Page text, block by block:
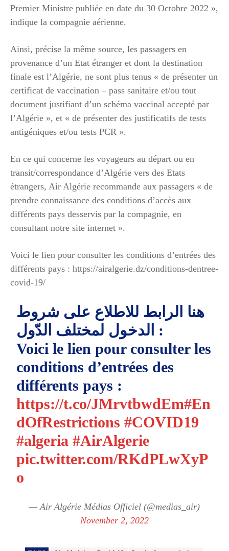
Premier Ministre publiée en date du 30 Octobre 2022 »,
indique la compagnie aérienne.
Ainsi, précise la même source, les passagers en
provenance d’un Etat étranger et dont la destination
finale est l’Algérie, ne sont plus tenus « de présenter un
certificat de vaccination – pass sanitaire et/ou tout
document justifiant d’un schéma vaccinal accepté par
l’Algérie », et « de présenter des justificatifs de tests
antigéniques et/ou tests PCR ».
En ce qui concerne les voyageurs au départ ou en
transit/correspondance d’Algérie vers des Etats
étrangers, Air Algérie recommande aux passagers « de
prendre connaissance des conditions d’accès aux
différents pays desservis par la compagnie, en
consultant notre site internet ».
Voici le lien pour consulter les conditions d’entrées des
différents pays : https://airalgerie.dz/conditions-dentree-
covid-19/
هنا الرابط للاطلاع على شروط
الدخول لمختلف الدّول :
Voici le lien pour consulter les
conditions d’entrées des
différents pays :
https://t.co/JMrvtbwdEm#En
dOfRestrictions #COVID19
#algeria #AirAlgerie
pic.twitter.com/RKdPLwXyP
o
— Air Algérie Médias Officiel (@medias_air)
November 2, 2022